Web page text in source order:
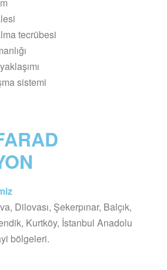
tecrübesi
sistemi
Dilovası, Şekerpınar, Balçık,
Kurtköy, İstanbul Anadolu
bölgeleri.